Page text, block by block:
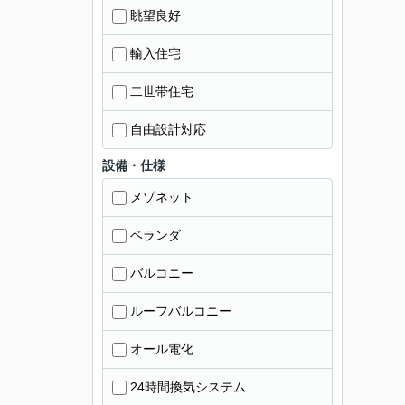
眺望良好
輸入住宅
二世帯住宅
自由設計対応
設備・仕様
メゾネット
ベランダ
バルコニー
ルーフバルコニー
オール電化
24時間換気システム